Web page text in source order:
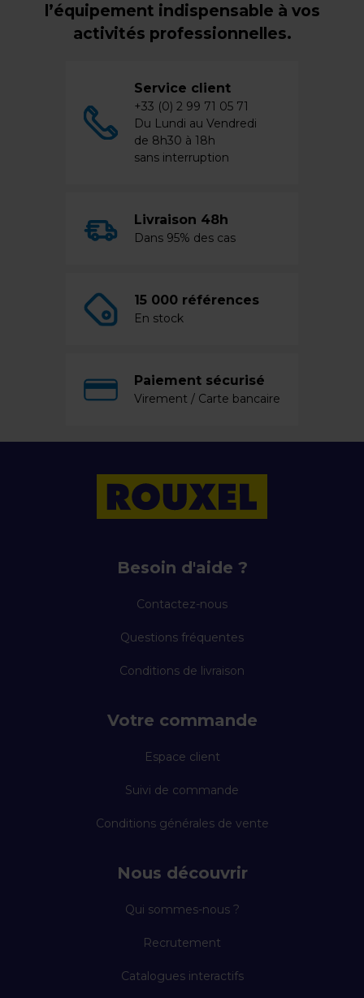
l’équipement indispensable à vos
activités professionnelles.
Service client
+33 (0) 2 99 71 05 71
Du Lundi au Vendredi
de 8h30 à 18h
sans interruption
Livraison 48h
Dans 95% des cas
15 000 références
En stock
Paiement sécurisé
Virement / Carte bancaire
Besoin d'aide ?
Contactez-nous
Questions fréquentes
Conditions de livraison
Votre commande
Espace client
Suivi de commande
Conditions générales de vente
Nous découvrir
Qui sommes-nous ?
Recrutement
Catalogues interactifs